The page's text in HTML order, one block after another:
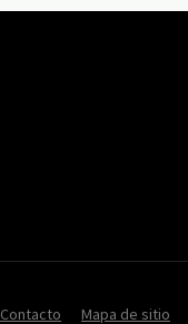
Contacto Mapa de sitio